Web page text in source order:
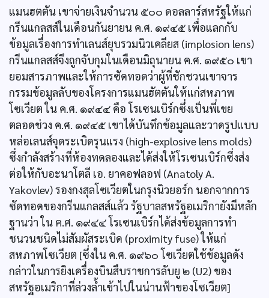
แมนฮตตัน เขาจ่ายเงินจำนวน ๕๐๐ ดอลลาร์สหรัฐให้แก่
กรีนแกลสส์ในเดือนกันยายน ค.ศ. ๑๙๔๕ เพื่อแลกกับ
ข้อมูลเรื่องการทำเลนส์ยุบรวมนิวเคลียส (implosion lens)
กรีนแกลสส์จึงถูกจับกุมในเดือนมิถุนายน ค.ศ. ๑๙๕๐ เขา
ยอมสารภาพและให้การซัดทอดว่าผู้ที่ชักชวนเขาจาร
กรรมข้อมูลลับของโครงการแมนฮัตตันให้แก่สหภาพ
โซเวียต ใน ค.ศ. ๑๙๔๔ คือ โรเซนเบิร์กซึ่งเป็นพี่เขย
ตลอดช่วง ค.ศ. ๑๙๔๕ เขาได้บันทึกข้อมูลและวาดรูปแบบ
หล่อเลนส์จุดระเบิดรุนแรง (high-explosive lens molds)
ซึ่งกำลังสร้างที่ห้องทดลองและได้ส่งให้โรเซนเบิร์กซึ่งส่ง
ต่อให้กับอะนาโตลี เอ. ยาคอฟลอฟ (Anatoly A.
Yakovlev) รองกงสุลโซเวียตในกรุงนิวยอร์ก นอกจากการ
ซัดทอดของกรีนแกลสส์แล้ว รัฐบาลสหรัฐอเมริกายังมีหลัก
ฐานว่า ใน ค.ศ. ๑๙๔๔ โรเซนเบิร์กได้ส่งข้อมูลการทำ
ชนวนชนิดไม่สัมผัสระเบิด (proximity fuse) ให้แก่
สหภาพโซเวียต [ซึ่งใน ค.ศ. ๑๙๖๐ โซเวียตใช้ข้อมูลดัง
กล่าวในการยิงเครื่องบินสืบราชการลับยู ๒ (U2) ของ
สหรัฐอเมริกาที่ล่วงลํ้าเข้าไปในน่านฟ้าของโซเวียต]